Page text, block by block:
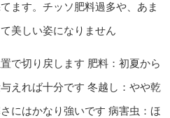
ます。チッソ肥料過多や、あま
美しい姿になりません
で切り戻します 肥料：初夏から
えれば十分です 冬越し：やや乾
にはかなり強いです 病害虫：ほ